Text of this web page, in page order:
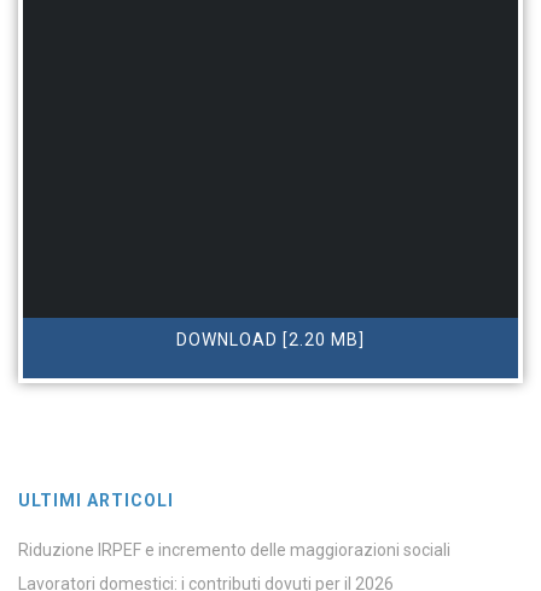
DOWNLOAD [2.20 MB]
ULTIMI ARTICOLI
Riduzione IRPEF e incremento delle maggiorazioni sociali
Lavoratori domestici: i contributi dovuti per il 2026